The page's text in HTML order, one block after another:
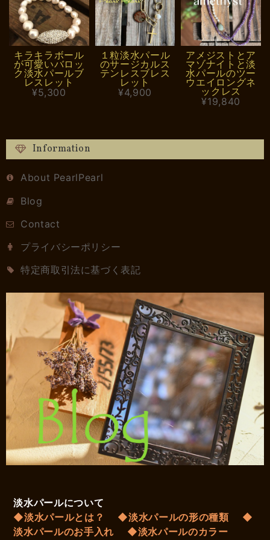
キラキラボール
が可愛いバロッ
ク淡水パールブ
レスレット
¥5,300
１粒淡水パール
のサージカルス
テンレスブレス
レット
¥4,900
アメジストとア
マゾナイトと淡
水パールのツー
ウエイロングネ
ックレス
¥19,840
Information
About PearlPearl
Blog
Contact
プライバシーポリシー
特定商取引法に基づく表記
淡水パールについて
◆淡水パールとは？
◆淡水パールの形の種類
◆
淡水パールのお手入れ
◆淡水パールのカラー